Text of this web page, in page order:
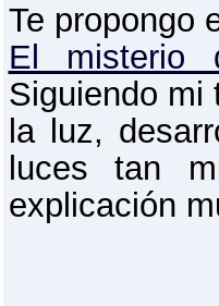
Te propongo
El misterio
Siguiendo mi
la luz,
luces tan
explicación